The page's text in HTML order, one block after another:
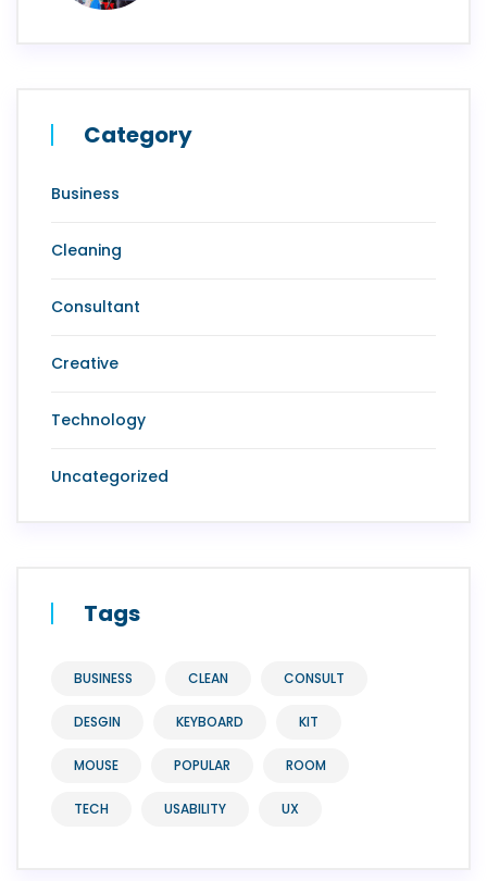
Category
Business
Cleaning
Consultant
Creative
Technology
Uncategorized
Tags
BUSINESS CLEAN CONSULT
DESGIN KEYBOARD KIT
MOUSE POPULAR ROOM
TECH USABILITY UX